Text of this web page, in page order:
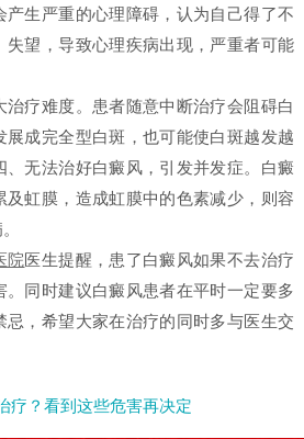
产生严重的心理障碍，认为自己得了不
失望，导致心理疾病出现，严重者可能
治疗难度。患者随意中断治疗会阻碍白
展成完全型白斑，也可能使白斑越发越
、无法治好白癜风，引发并发症。白癜
及虹膜，造成虹膜中的色素减少，则容
院医生提醒，患了白癜风如果不去治疗
。同时建议白癜风患者在平时一定要多
忌，希望大家在治疗的同时多与医生交
疗？看到这些危害再决定